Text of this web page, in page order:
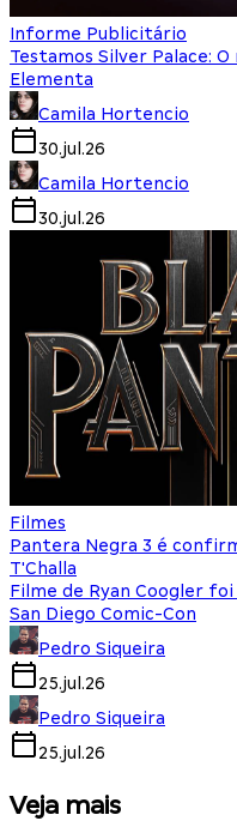
Informe Publicitário
Testamos Silver Palace:
Elementa
Camila Hortencio
30.jul.26
Camila Hortencio
30.jul.26
Filmes
Pantera Negra 3 é
T'Challa
Filme de Ryan Coogler
San Diego Comic-Con
Pedro Siqueira
25.jul.26
Pedro Siqueira
25.jul.26
Veja mais